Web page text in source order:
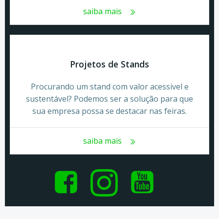
saiba mais
Projetos de Stands
Procurando um stand com valor acessivel e
sustentável? Podemos ser a solução para que
sua empresa possa se destacar nas feiras.
saiba mais